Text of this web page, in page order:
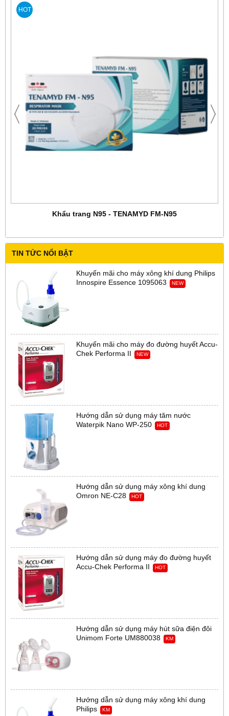
HOT
Khẩu trang N95 - TENAMYD FM-N95
TIN TỨC NỔI BẬT
Khuyến mãi cho máy xông khí dung Philips
Innospire Essence 1095063
NEW
Khuyến mãi cho máy đo đường huyết Accu-
Chek Performa II
NEW
Hướng dẫn sử dụng máy tăm nước
Waterpik Nano WP-250
HOT
Hướng dẫn sử dụng máy xông khí dung
Omron NE-C28
HOT
Hướng dẫn sử dụng máy đo đường huyết
Accu-Chek Performa II
HOT
Hướng dẫn sử dụng máy hút sữa điện đôi
Unimom Forte UM880038
KM
Hướng dẫn sử dụng máy xông khí dung
Philips
KM